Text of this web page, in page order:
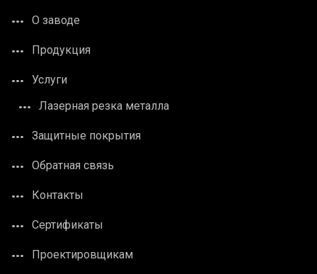
О заводе
Продукция
Услуги
Лазерная резка металла
Защитные покрытия
Обратная связь
Контакты
Сертификаты
Проектировщикам